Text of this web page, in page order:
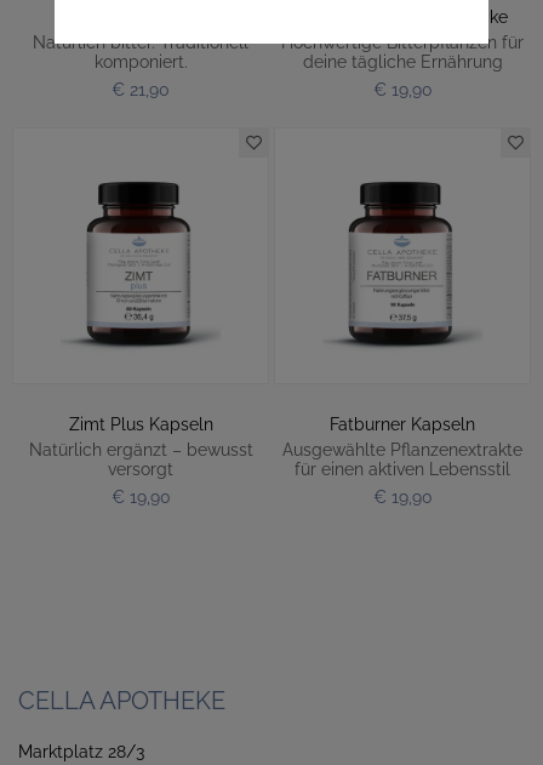
Natürlich bitter. Traditionell
komponiert.
€ 21,90
Mariendistel & Artischocke
Hochwertige Bitterpflanzen für
deine tägliche Ernährung
€ 19,90
Zimt Plus Kapseln
Natürlich ergänzt – bewusst
versorgt
€ 19,90
Fatburner Kapseln
Ausgewählte Pflanzenextrakte
für einen aktiven Lebensstil
€ 19,90
CELLA APOTHEKE
Marktplatz 28/3